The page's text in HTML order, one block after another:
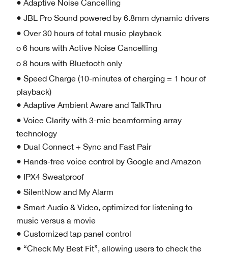
● Adaptive Noise Cancelling
● JBL Pro Sound powered by 6.8mm dynamic drivers
● Over 30 hours of total music playback
o 6 hours with Active Noise Cancelling
o 8 hours with Bluetooth only
● Speed Charge (10-minutes of charging = 1 hour of
playback)
● Adaptive Ambient Aware and TalkThru
● Voice Clarity with 3-mic beamforming array
technology
● Dual Connect + Sync and Fast Pair
● Hands-free voice control by Google and Amazon
● IPX4 Sweatproof
● SilentNow and My Alarm
● Smart Audio & Video, optimized for listening to
music versus a movie
● Customized tap panel control
● “Check My Best Fit”, allowing users to check the